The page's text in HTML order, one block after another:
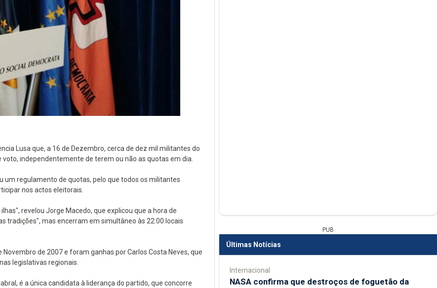
Lusa que, a 16 de Dezembro, cerca de dez mil militantes do
independentemente de terem ou não as quotas em dia.
regulamento de quotas, pelo que todos os militantes
nos actos eleitorais.
revelou Jorge Macedo, que explicou que a hora de
tradições", mas encerram em simultâneo às 22:00 locais
de 2007 e foram ganhas por Carlos Costa Neves, que
legislativas regionais.
é a única candidata à liderança do partido, que concorre
PUB
Últimas Notícias
Internacional
NASA confirma que destroços de foguetão da